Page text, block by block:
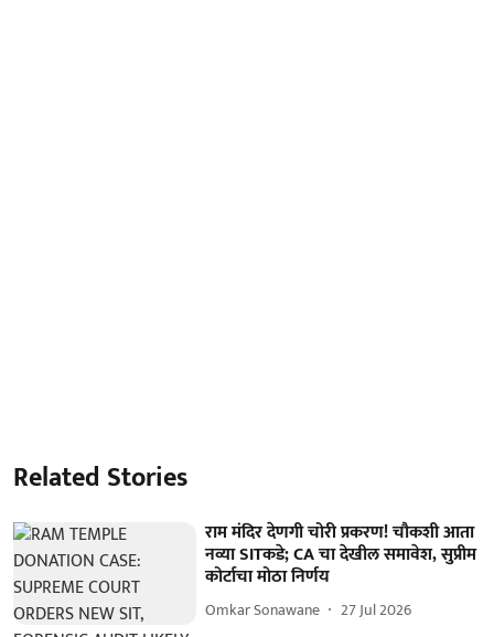
Related Stories
राम मंदिर देणगी चोरी प्रकरण! चौकशी आता
नव्या SITकडे; CA चा देखील समावेश, सुप्रीम
कोर्टाचा मोठा निर्णय
Omkar Sonawane 27 Jul 2026